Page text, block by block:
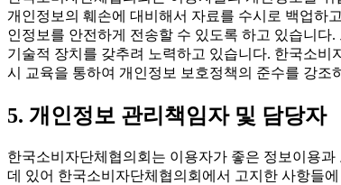
개인정보의 훼손에 대비해서 자료를 수시로 백업하
인정보를 안전하게 전송할 수 있도록 하고 있습니
기술적 장치를 갖추려 노력하고 있습니다. 한국소
시 교육을 통하여 개인정보 보호정책의 준수를 강조
5. 개인정보 관리책임자 및 담당자
한국소비자단체협의회는 이용자가 좋은 정보이용
데 있어 한국소비자단체협의회에서 고지한 사항들